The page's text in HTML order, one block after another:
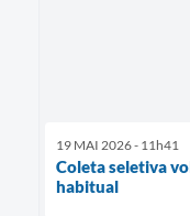
19 MAI 2026 - 11h41
Coleta seletiva
habitual